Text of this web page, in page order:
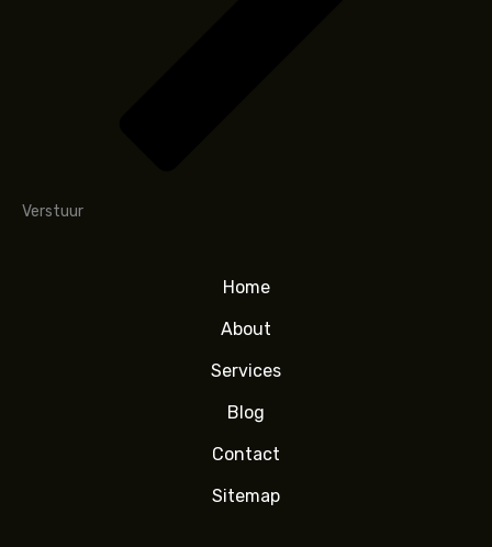
Verstuur
Home
About
Services
Blog
Contact
Sitemap